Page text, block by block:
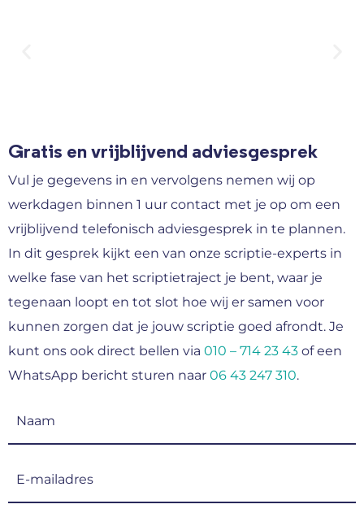
Gratis en vrijblijvend adviesgesprek
Vul je gegevens in en vervolgens nemen wij op
werkdagen binnen 1 uur contact met je op om een
vrijblijvend telefonisch adviesgesprek in te plannen.
In dit gesprek kijkt een van onze scriptie-experts in
welke fase van het scriptietraject je bent, waar je
tegenaan loopt en tot slot hoe wij er samen voor
kunnen zorgen dat je jouw scriptie goed afrondt. Je
kunt ons ook direct bellen via 010 – 714 23 43 of een
WhatsApp bericht sturen naar 06 43 247 310.